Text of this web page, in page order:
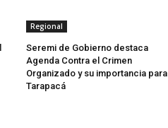
Regional
Seremi de Gobierno destaca
Agenda Contra el Crimen
Organizado y su importancia para
Tarapacá